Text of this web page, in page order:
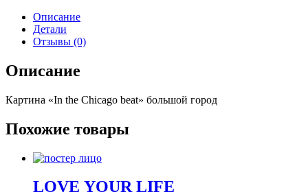
Описание
Детали
Отзывы (0)
Описание
Картина «In the Chicago beat» большой город
Похожие товары
LOVE YOUR LIFE